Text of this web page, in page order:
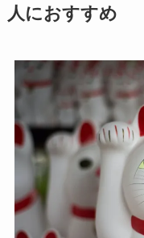
人におすすめ